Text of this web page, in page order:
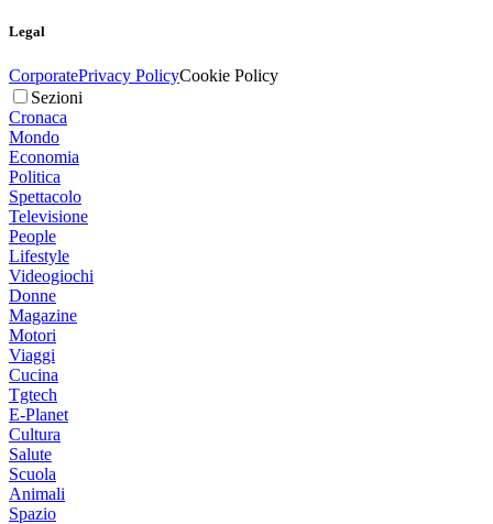
Legal
CorporatePrivacy PolicyCookie Policy
Sezioni
Cronaca
Mondo
Economia
Politica
Spettacolo
Televisione
People
Lifestyle
Videogiochi
Donne
Magazine
Motori
Viaggi
Cucina
Tgtech
E-Planet
Cultura
Salute
Scuola
Animali
Spazio